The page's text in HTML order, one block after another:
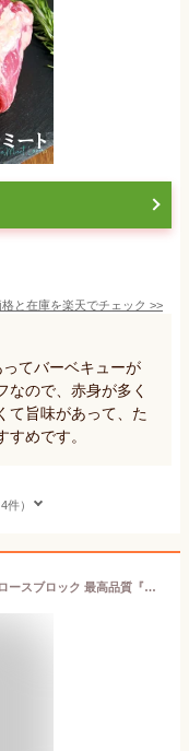
格と在庫を楽天でチェック >>
てバーベキューが
なので、赤身が多く
て旨味があって、た
めです。
）
塊肉 かたまり肉 700g〜 特選黒毛牛リブロースブロック 最高品質『ロンググレイン・和牛交配規格のみ』 ステーキ肉 牛肉 焼肉 ブロック 冷凍 オールミート お肉 肉 精肉 加工品 BBQ バーベキュー ギフト 御歳暮 お歳暮